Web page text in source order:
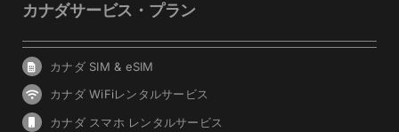
カナダサービス・プラン
カナダ SIM & eSIM
カナダ WiFiレンタルサービス
カナダ スマホ レンタルサービス